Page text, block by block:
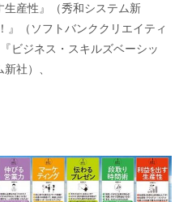
生産性』（秀和システム新
』（ソフトバンククリエイティ
ビジネス・スキルズベーシッ
社）、